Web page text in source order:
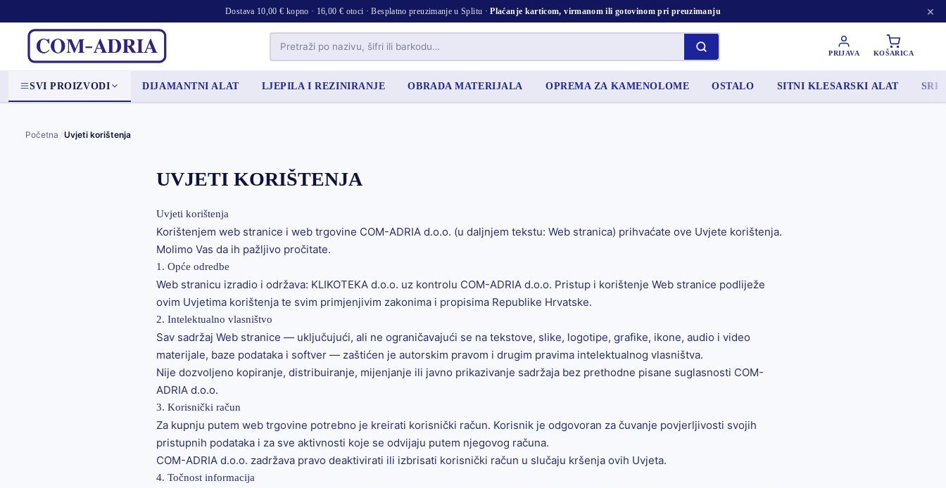
Dostava 10,00 € kopno · 16,00 € otoci · Besplatno preuzimanje u Splitu ·Plaćanje karticom, virmanom ili gotovinom pri preuzimanju ×
PRIJAVA KOŠARICA
SVI PROIZVODI DIJAMANTNI ALAT LJEPILA I REZINIRANJE OBRADA MATERIJALA OPREMA ZA KAMENOLOME OSTALO SITNI KLESARSKI ALAT
Početna /Uvjeti korištenja
UVJETI KORIŠTENJA
Uvjeti korištenja
Korištenjem web stranice i web trgovine COM-ADRIA d.o.o. (u daljnjem tekstu: Web stranica) prihvaćate ove Uvjete korištenja.
Molimo Vas da ih pažljivo pročitate.
1. Opće odredbe
Web stranicu izradio i održava: KLIKOTEKA d.o.o. uz kontrolu COM-ADRIA d.o.o. Pristup i korištenje Web stranice podliježe
ovim Uvjetima korištenja te svim primjenjivim zakonima i propisima Republike Hrvatske.
2. Intelektualno vlasništvo
Sav sadržaj Web stranice — uključujući, ali ne ograničavajući se na tekstove, slike, logotipe, grafike, ikone, audio i video
materijale, baze podataka i softver — zaštićen je autorskim pravom i drugim pravima intelektualnog vlasništva.
Nije dozvoljeno kopiranje, distribuiranje, mijenjanje ili javno prikazivanje sadržaja bez prethodne pisane suglasnosti COM-
ADRIA d.o.o.
3. Korisnički račun
Za kupnju putem web trgovine potrebno je kreirati korisnički račun. Korisnik je odgovoran za čuvanje povjerljivosti svojih
pristupnih podataka i za sve aktivnosti koje se odvijaju putem njegovog računa.
COM-ADRIA d.o.o. zadržava pravo deaktivirati ili izbrisati korisnički račun u slučaju kršenja ovih Uvjeta.
4. Točnost informacija